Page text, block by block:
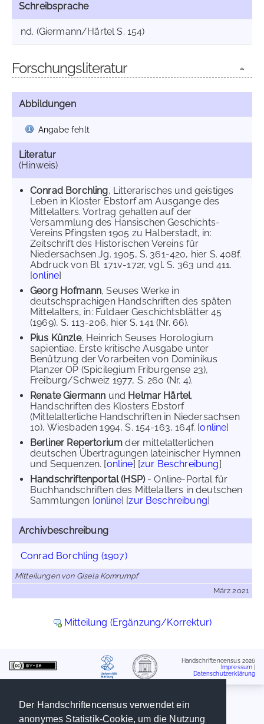
Der Handschriftencensus verwendet ein
anonymes Statistik-Cookie, um die Nutzung
Schreibsprache
nd. (Giermann/Härtel S. 154)
Forschungsliteratur
Abbildungen
Angabe fehlt
Literatur
(Hinweis)
Conrad Borchling, Litterarisches und geistiges
Leben in Kloster Ebstorf am Ausgange des
Mittelalters. Vortrag gehalten auf der
Versammlung des Hansischen Geschichts-
Vereins Pfingsten 1905 zu Halberstadt, in:
Zeitschrift des Historischen Vereins für
Niedersachsen Jg. 1905, S. 361-420, hier S. 408f.
Abdruck von Bl. 171v-172r, vgl. S. 363 und 411.
[online]
Georg Hofmann, Seuses Werke in
deutschsprachigen Handschriften des späten
Mittelalters, in: Fuldaer Geschichtsblätter 45
(1969), S. 113-206, hier S. 141 (Nr. 66).
Pius Künzle, Heinrich Seuses Horologium
sapientiae. Erste kritische Ausgabe unter
Benützung der Vorarbeiten von Dominikus
Planzer OP (Spicilegium Friburgense 23),
Freiburg/Schweiz 1977, S. 260 (Nr. 4).
Renate Giermann und Helmar Härtel,
Handschriften des Klosters Ebstorf
(Mittelalterliche Handschriften in Niedersachsen
10), Wiesbaden 1994, S. 154-163, 164f. [online]
Berliner Repertorium der mittelalterlichen
deutschen Übertragungen lateinischer Hymnen
und Sequenzen. [online] [zur Beschreibung]
Handschriftenportal (HSP)- Online-Portal für
Buchhandschriften des Mittelalters in deutschen
Sammlungen [online] [zur Beschreibung]
Archivbeschreibung
Conrad Borchling (1907)
Mitteilungen von Gisela Kornrumpf
März 2021
Mitteilung (Ergänzung/Korrektur)
Handschriftencensus 2026
Impressum
Datenschutzerklärung